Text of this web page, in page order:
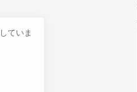
ていま